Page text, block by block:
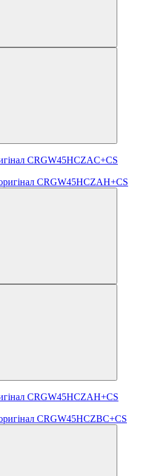
CRGW45HCZAC+CS
CRGW45HCZAH+CS